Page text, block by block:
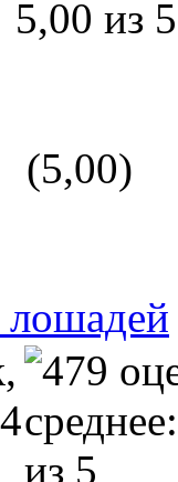
(5,00)
лошадей